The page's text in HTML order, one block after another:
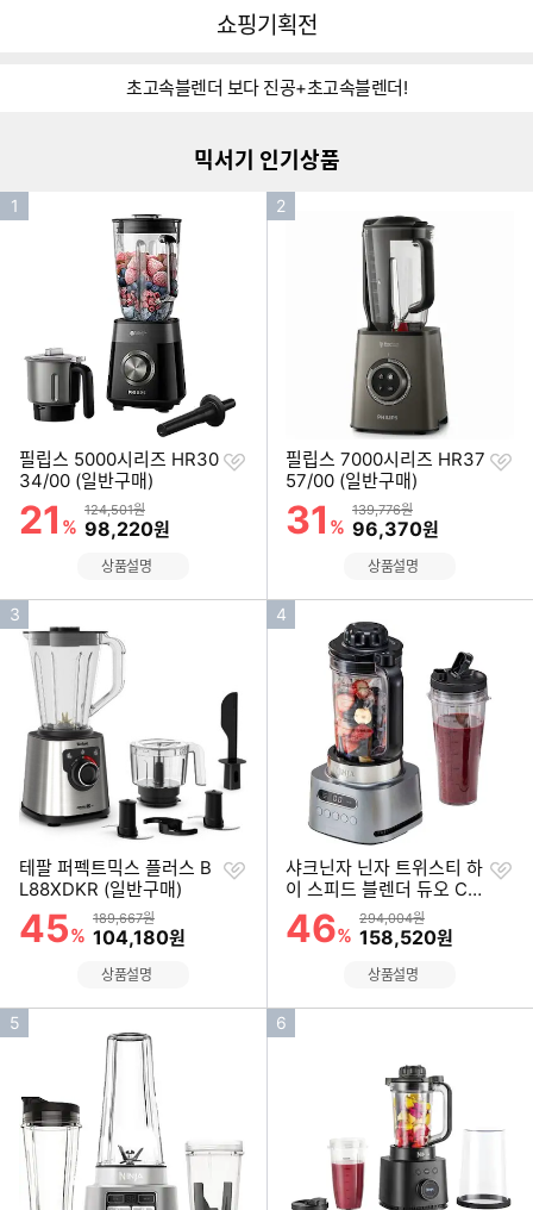
다나와
쇼핑기획전
초고속블렌더 보다 진공+초고속블렌더!
속
블
믹서기 인기상품
인1
필립스 5000시리즈 HR30
34/00 (일반구매)
할인률
21 %
상품금액
124,501원
할인금액
98,220원
찜
상품설명
인
2
필립스 7000시리즈 HR37
57/00 (일반구매)
할인률
31 %
상품금액
139,776원
할인금액
96,370원
찜
상품설명
인
기
3
테팔 퍼펙트믹스 플러스 B
L88XDKR (일반구매)
할인률
45%
상품금액
189,667원
할인금액
104,180원
찜
상품설명
인
4
샤크닌자 닌자 트위스티 하
이 스피드 블렌더 듀오 CB
151KR
할인률
46%
상품금액
294,004원
할인금액
158,520원
찜
상품설명
인
위
5
인
6